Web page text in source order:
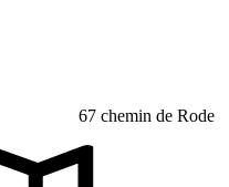
67 chemin de Rode